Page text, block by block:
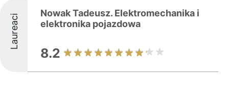
Laureaci
Nowak Tadeusz. Elektromechanika i
elektronika pojazdowa
8.2